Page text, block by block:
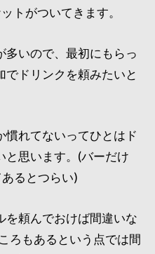
トがついてきます。
多いので、最初にもらっ
でドリンクを頼みたいと
慣れてないってひとはド
と思います。(バーだけ
るとつらい)
を頼んでおけば間違いな
ろもあるという点では間